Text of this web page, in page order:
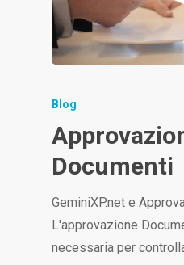
Blog
Documenti
GeminiXP.net e
L'approvazione
necessaria per